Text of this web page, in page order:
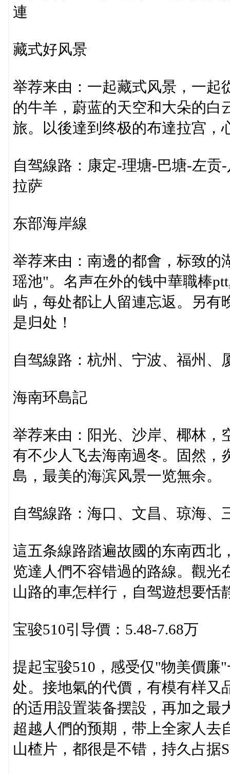
連
藏式好风景
举荐来由：一起藏式风景，一起
的牛羊，蔚蓝的天空和大朵的白
旅。以後達到终极的布達拉宫，
自驾線路：康定-理塘-巴塘-左
拉萨
东部海岸線
举荐来由：南邊的都會，标致的
瑶池"。名声在外的钱中華職棒
屿，每处都让人留連忘返。另有
是归处！
自驾線路：杭州、宁波、福州、
海南环島記
举荐来由：阳光、沙岸、椰林，
有不少人飞去海南過冬。固然，
島，最美的海滨风景一览無余。
自驾線路：海口、文昌、琼海、
這五条線路踏遍故國的东南西北
览達人們不容错過的路線。觀光
山路的車怎样行，自驾遊想要恬
宝骏510引导價：5.48-7.68万
提起宝骏510，感受仅"物美價廉
处。接地氣的代價，有模有样又
的适用設置装备摆設，再加之最
超越人們的预期，带上全家人去
山楂片，都很是不错，持久占据